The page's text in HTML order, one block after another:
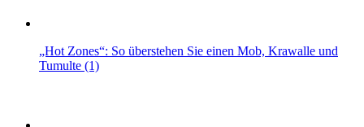
„Hot Zones“: So überstehen Sie einen Mob, Krawalle und
Tumulte (1)